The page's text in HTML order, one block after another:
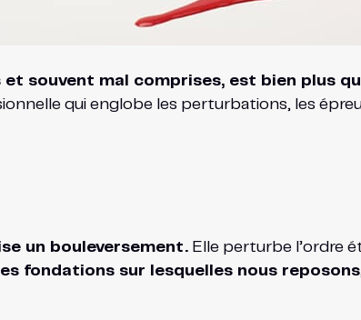
souvent mal comprises, est bien plus
qui englobe les perturbations, les
un bouleversement.Elle perturbe l’ordre
fondations sur lesquelles nous reposons